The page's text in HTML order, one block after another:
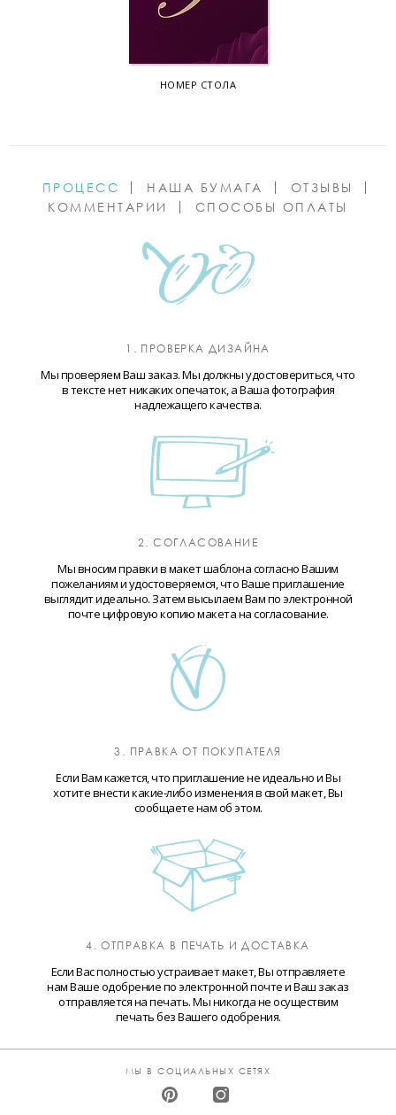
НОМЕР СТОЛА
ПРОЦЕСС НАША БУМАГА
ОТЗЫВЫ
КОММЕНТАРИИ
СПОСОБЫ ОПЛАТЫ
1. ПРОВЕРКА ДИЗАЙНА
Мы проверяем Ваш заказ. Мы должны удостовериться, что
в тексте нет никаких опечаток, а Ваша фотография
надлежащего качества.
2. СОГЛАСОВАНИЕ
Мы вносим правки в макет шаблона согласно Вашим
пожеланиям и удостоверяемся, что Ваше приглашение
выглядит идеально. Затем высылаем Вам по электронной
почте цифровую копию макета на согласование.
3. ПРАВКА ОТ ПОКУПАТЕЛЯ
Если Вам кажется, что приглашение не идеально и Вы
хотите внести какие-либо изменения в свой макет, Вы
сообщаете нам об этом.
4. ОТПРАВКА В ПЕЧАТЬ И ДОСТАВКА
Если Вас полностью устраивает макет, Вы отправляете
нам Ваше одобрение по электронной почте и Ваш заказ
отправляется на печать. Мы никогда не осуществим
печать без Вашего одобрения.
МЫ В СОЦИАЛЬНЫХ СЕТЯХ